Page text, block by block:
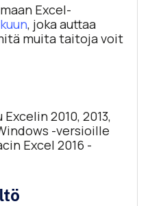
Excel-
, joka auttaa
muita taitoja voit
2010, 2013,
-versioille
Excel 2016 -